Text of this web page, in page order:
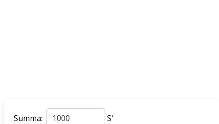
Summa:
Sʻ